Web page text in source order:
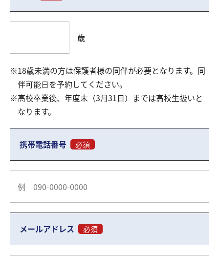
歳
18歳未満の方は保護者様の同伴が必要となります。同
伴可能日を予約してください。
高校卒業後、年度末（3月31日）までは高校生扱いと
なります。
携帯電話番号 必須
メールアドレス 必須